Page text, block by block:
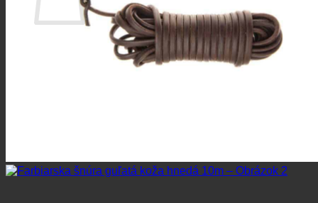
Žiadne produkty v košíku.
Vrátiť sa do obchodu